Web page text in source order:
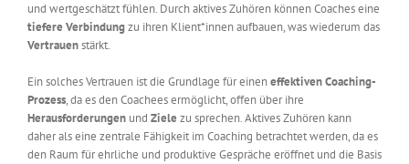
und wertgeschätzt fühlen. Durch aktives Zuhören können Coaches eine
tiefere Verbindungzu ihren Klient*innen aufbauen, was wiederum das
Vertrauenstärkt.
Ein solches Vertrauen ist die Grundlage für eineneffektiven Coaching-
Prozess, da es den Coachees ermöglicht, offen über ihre
Herausforderungenund Ziele zu sprechen. Aktives Zuhören kann
daher als eine zentrale Fähigkeit im Coaching betrachtet werden, da es
den Raum für ehrliche und produktive Gespräche eröffnet und die Basis